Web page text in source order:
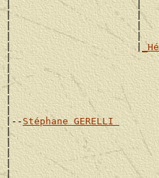
|
|
|
|                      |
|                      |
|
|
|
|
|
|--Stéphane GERELLI
|
|
|
|
|